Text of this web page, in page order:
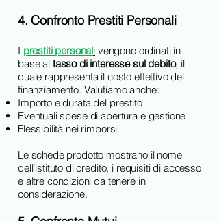
4. Confronto Prestiti Personali
I prestiti personali vengono ordinati in
base altasso di interesse sul debito, il
quale rappresenta il costo effettivo del
finanziamento. Valutiamo anche:
Importo e durata del prestito
Eventuali spese di apertura e gestione
Flessibilità nei rimborsi
Le schede prodotto mostrano il nome
dell’istituto di credito, i requisiti di accesso
e altre condizioni da tenere in
considerazione.